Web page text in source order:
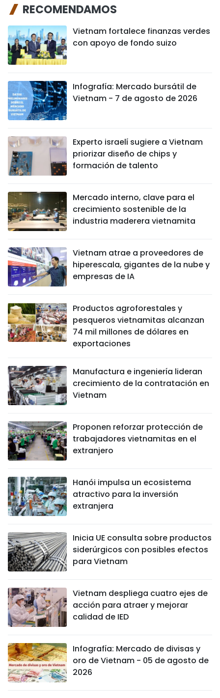
RECOMENDAMOS
Vietnam fortalece finanzas verdes
con apoyo de fondo suizo
Infografía: Mercado bursátil de
Vietnam - 7 de agosto de 2026
Experto israelí sugiere a Vietnam
priorizar diseño de chips y
formación de talento
Mercado interno, clave para el
crecimiento sostenible de la
industria maderera vietnamita
Vietnam atrae a proveedores de
hiperescala, gigantes de la nube y
empresas de IA
Productos agroforestales y
pesqueros vietnamitas alcanzan
74 mil millones de dólares en
exportaciones
Manufactura e ingeniería lideran
crecimiento de la contratación en
Vietnam
Proponen reforzar protección de
trabajadores vietnamitas en el
extranjero
Hanói impulsa un ecosistema
atractivo para la inversión
extranjera
Inicia UE consulta sobre productos
siderúrgicos con posibles efectos
para Vietnam
Vietnam despliega cuatro ejes de
acción para atraer y mejorar
calidad de IED
Infografía: Mercado de divisas y
oro de Vietnam - 05 de agosto de
2026